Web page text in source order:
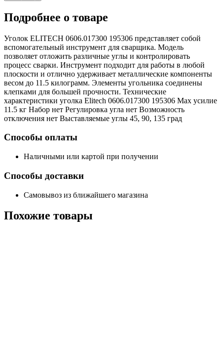
Подробнее о товаре
Уголок ELITECH 0606.017300 195306 представляет собой
вспомогательный инструмент для сварщика. Модель
позволяет отложить различные углы и контролировать
процесс сварки. Инструмент подходит для работы в любой
плоскости и отлично удерживает металлические компоненты
весом до 11.5 килограмм. Элементы угольника соединены
клепками для большей прочности. Технические
характеристики уголка Elitech 0606.017300 195306 Max усилие
11.5 кг Набор нет Регулировка угла нет Возможность
отключения нет Выставляемые углы 45, 90, 135 град
Способы оплаты
Наличными или картой при получении
Способы доставки
Самовывоз из ближайшего магазина
Похожие товары